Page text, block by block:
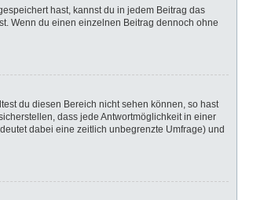
hast, kannst du in jedem Beitrag das
Wenn du einen einzelnen Beitrag dennoch ohne
du diesen Bereich nicht sehen können, so hast
dass jede Antwortmöglichkeit in einer
dabei eine zeitlich unbegrenzte Umfrage) und